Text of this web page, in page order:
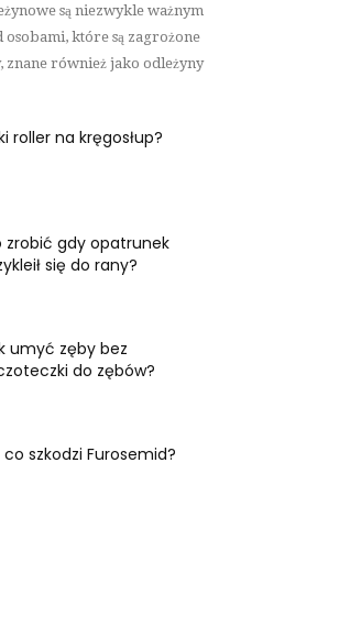
są niezwykle ważnym
które są zagrożone
znane również jako odleżyny
roller na kręgosłup?
zrobić gdy opatrunek
się do rany?
umyć zęby bez
do zębów?
co szkodzi Furosemid?